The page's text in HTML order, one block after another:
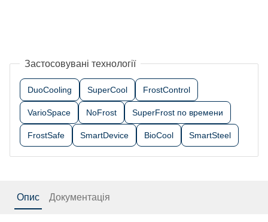
Застосовувані технології
DuoCooling SuperCool FrostControl
VarioSpace NoFrost SuperFrost по времени
FrostSafe SmartDevice BioCool SmartSteel
Опис Документація